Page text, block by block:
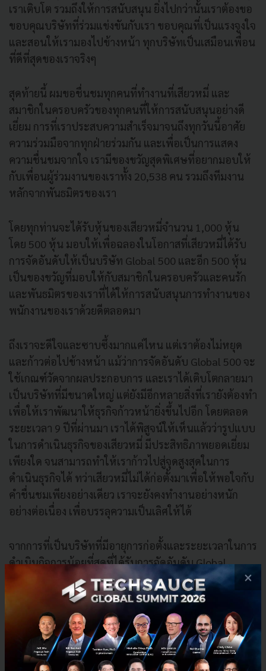
เราเติบโต รวมถึงให้การสนับสนุน ยิ่งไปกว่านั้นเราต้องขอ
ขอบคุณบริษัทที่ร่วมแข่งขันกับเรา ขอบคุณที่เป็นแรงจูงใจ
และสอนให้เรามองไปข้างหน้า ทุกบริษัทเป็นเสมือนเพื่อน
ที่ดีที่สุดของเราจริงๆ
สุดท้ายนี้ ผมขอชื่นชมทุกคนที่ทำงานที่เสียวหมี่ และ
สมาชิกในครอบครัวของทุกคนที่ให้การสนับสนุนอย่างดี
เยี่ยม การที่เราประสบความสำเร็จมาจนถึงทุกวันนี้อาศัย
ความร่วมมือจากทุกฝ่ายร่วมกัน และเพื่อเป็นการแสดง
ความชื่นชมจากใจ เรามีของขวัญสุดพิเศษที่อยากมอบให้
กับเพื่อนผู้ร่วมงานของเราทั้ง 20,538 คน รวมถึงทีมงาน
หลักจากพันธมิตรของเรา
โดยทุกท่านจะได้รับหุ้นของเสียวหมี่จำนวน 1,000 หุ้น
โดย 500 หุ้น มอบให้เพื่อฉลองในโอกาสที่เสียวหมี่ได้รับ
การจัดอันดับให้เป็นบริษัท Global 500 และอีก 500 หุ้น
เป็นของขวัญที่มอบให้กับสมาชิกในครอบครัวและคนรัก
และพันธมิตรของเราที่ได้ให้การสนับสนุนการทำงานของ
พนักงานของเราด้วยดีตลอดมา
ถึงเราจะดีใจและซาบซึ้งมากแค่ไหน แต่เราต้องไม่หยุด
และก้าวต่อไปข้างหน้า แม้ว่าการจัดอันดับ Global 500 จะ
ใช้เกณฑ์วัดจากผลประกอบการ และเราได้เติบโตกลายมา
เป็นบริษัทที่มีขนาดใหญ่ แต่ยังมีอีกหลายสิ่งที่เรายังต้องทำ
เพื่อให้เราพัฒนาให้ธุรกิจก้าวหน้ายิ่งขึ้นไปอีก โดยตลอด
ระยะเวลา 9 ปีที่ผ่านมา เราได้พิสูจน์ให้เห็นแล้วว่ารูปแบบ
ในการดำเนินธุรกิจของเสียวหมี่ มีประสิทธิภาพยอดเยี่ยม
เพียงใด จนสามารถทำให้เราก้าวไปสู่จุดสูงสุดในการ
ดำเนินธุรกิจได้ ทว่าเสียวหมี่ไม่ได้ก่อตั้งมาเพื่อให้พอใจกับ
คำชื่นชมเพียงอย่างเดียว เราจะยังคงทำงานอย่างหนัก
อย่างต่อเนื่อง เพื่อบรรลุความเป็นเลิศให้ได้
จากการที่เป็นบริษัทที่มีอายุการก่อตั้งและระยะเวลาในการ
ดำเนินกิจการน้อยที่สุดที่ได้รับการจัดอันดับ Global
500 ในปีนี้ แสดงให้เห็นถึงความมุ่งมั่นและเข้มแข็งของเรา
โดยได้รับการจัดอันดับร่วมกับบริษัทชั้นนำระดับโลก
ฉะนั้นการที่เรายังมีอายุน้อย จึงเป็นการที่เราสร้างความ
แตกต่างให้เกิดขึ้น ด้วยความเชื่อมั่นในสิ่งเดียวกัน ผมขอ
เชิญชวนให้พนักงานของเราทุกคนเตรียมพร้อมที่จะเผชิญ
ความเป็นไปได้อย่างไม่มีสิ้นสุดที่รอคอยพวกเราอยู่ข้าง
×